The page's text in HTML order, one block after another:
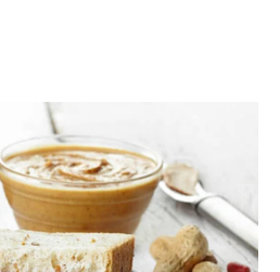
números claros e acionáveis
da saúde, mas, na verdade, só
dois: “Pense na regra 80-20
Oitenta por cento do tempo,
nutritivos que ajudam a
outros 20%, tudo bem escolher